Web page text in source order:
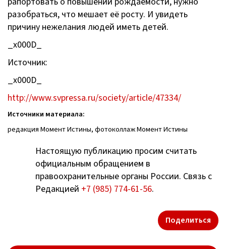
разобраться, что мешает её росту. И увидеть
причину нежелания людей иметь детей.
_x000D_
Источник:
_x000D_
http://www.svpressa.ru/society/article/47334/
Источники материала:
редакция Момент Истины, фотоколлаж Момент Истины
Настоящую публикацию просим считать
официальным обращением в
правоохранительные органы России. Связь с
Редакцией +7 (985) 774-61-56.
Поделиться